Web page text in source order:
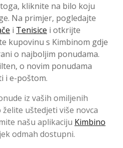
kliknite na bilo koju
Na primjer, pogledajte
i Tenisice i otkrijte
kupovinu s Kimbinom gdje
o najboljim ponudama.
o novim ponudama
i e-poštom.
iz vaših omiljenih
uštedjeti više novca
našu aplikaciju Kimbino
odmah dostupni.